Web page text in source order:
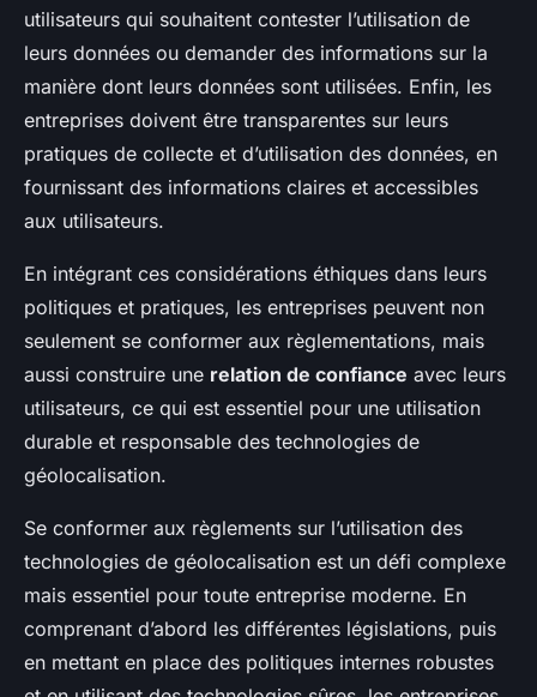
utilisateurs qui souhaitent contester l’utilisation de
leurs données ou demander des informations sur la
manière dont leurs données sont utilisées. Enfin, les
entreprises doivent être transparentes sur leurs
pratiques de collecte et d’utilisation des données, en
fournissant des informations claires et accessibles
aux utilisateurs.
En intégrant ces considérations éthiques dans leurs
politiques et pratiques, les entreprises peuvent non
seulement se conformer aux règlementations, mais
aussi construire une relation de confiance avec leurs
utilisateurs, ce qui est essentiel pour une utilisation
durable et responsable des technologies de
géolocalisation.
Se conformer aux règlements sur l’utilisation des
technologies de géolocalisation est un défi complexe
mais essentiel pour toute entreprise moderne. En
comprenant d’abord les différentes législations, puis
en mettant en place des politiques internes robustes